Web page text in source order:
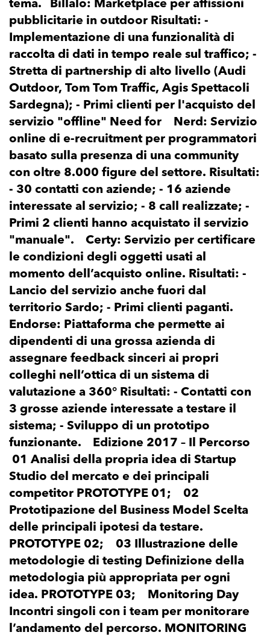
tema. Billalo: Marketplace per affissioni
pubblicitarie in outdoor Risultati: -
Implementazione di una funzionalità di
raccolta di dati in tempo reale sul traffico; -
Stretta di partnership di alto livello (Audi
Outdoor, Tom Tom Traffic, Agis Spettacoli
Sardegna); - Primi clienti per l'acquisto del
servizio "offline" Need for Nerd: Servizio
online di e-recruitment per programmatori
basato sulla presenza di una community
con oltre 8.000 figure del settore. Risultati:
- 30 contatti con aziende; - 16 aziende
interessate al servizio; - 8 call realizzate; -
Primi 2 clienti hanno acquistato il servizio
"manuale". Certy: Servizio per certificare
le condizioni degli oggetti usati al
momento dell’acquisto online. Risultati: -
Lancio del servizio anche fuori dal
territorio Sardo; - Primi clienti paganti.
Endorse: Piattaforma che permette ai
dipendenti di una grossa azienda di
assegnare feedback sinceri ai propri
colleghi nell’ottica di un sistema di
valutazione a 360° Risultati: - Contatti con
3 grosse aziende interessate a testare il
sistema; - Sviluppo di un prototipo
funzionante. Edizione 2017 – Il Percorso
01 Analisi della propria idea di Startup
Studio del mercato e dei principali
competitor PROTOTYPE 01; 02
Prototipazione del Business Model Scelta
delle principali ipotesi da testare.
PROTOTYPE 02; 03 Illustrazione delle
metodologie di testing Definizione della
metodologia più appropriata per ogni
idea. PROTOTYPE 03; Monitoring Day
Incontri singoli con i team per monitorare
l’andamento del percorso. MONITORING